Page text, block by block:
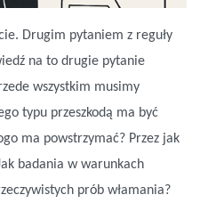
Drugim pytaniem z reguły
na to drugie pytanie
wszystkim musimy
typu przeszkodą ma być
ma powstrzymać? Przez jak
badania w warunkach
prób włamania?